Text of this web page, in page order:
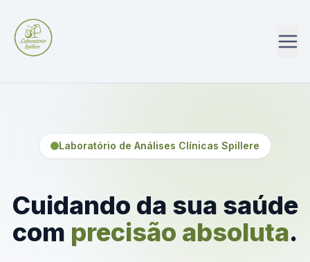
Laboratório de Análises Clínicas Spillere
Cuidando da sua saúde
com precisão absoluta.